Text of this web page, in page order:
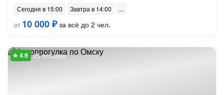
Сегодня в 15:00
Завтра в 14:00
от 10 000 ₽за всё до 2 чел.
25 отзывов